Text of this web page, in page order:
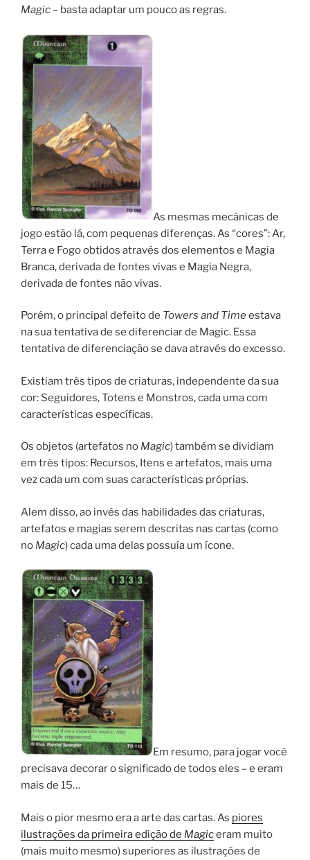
Magic – basta adaptar um pouco as regras.
As mesmas mecânicas de
jogo estão lá, com pequenas diferenças. As “cores”: Ar,
Terra e Fogo obtidos através dos elementos e Magia
Branca, derivada de fontes vivas e Magia Negra,
derivada de fontes não vivas.
Porém, o principal defeito de Towers and Timeestava
na sua tentativa de se diferenciar de Magic. Essa
tentativa de diferenciação se dava através do excesso.
Existiam três tipos de criaturas, independente da sua
cor: Seguidores, Totens e Monstros, cada uma com
características específicas.
Os objetos (artefatos no Magic) também se dividiam
em três tipos: Recursos, Itens e artefatos, mais uma
vez cada um com suas características próprias.
Alem disso, ao invés das habilidades das criaturas,
artefatos e magias serem descritas nas cartas (como
no Magic) cada uma delas possuía um ícone.
Em resumo, para jogar você
precisava decorar o significado de todos eles – e eram
mais de 15…
Mais o pior mesmo era a arte das cartas. As piores
ilustrações da primeira edição de Magiceram muito
(mais muito mesmo) superiores as ilustrações de